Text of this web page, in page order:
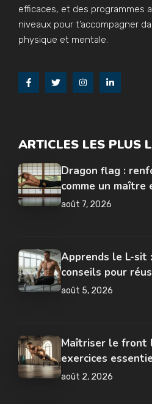
efficaces, et des programmes
niveaux pour t’accompagner
physique et mentale.
ARTICLES LES PLUS
Dragon flag :
comme un
août 7, 2026
Apprends le L-sit
conseils pour
août 5, 2026
Maîtriser le front
exercices
août 2, 2026